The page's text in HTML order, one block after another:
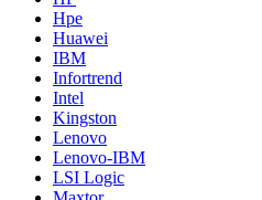
Hpe
Huawei
IBM
Infortrend
Intel
Kingston
Lenovo
Lenovo-IBM
LSI Logic